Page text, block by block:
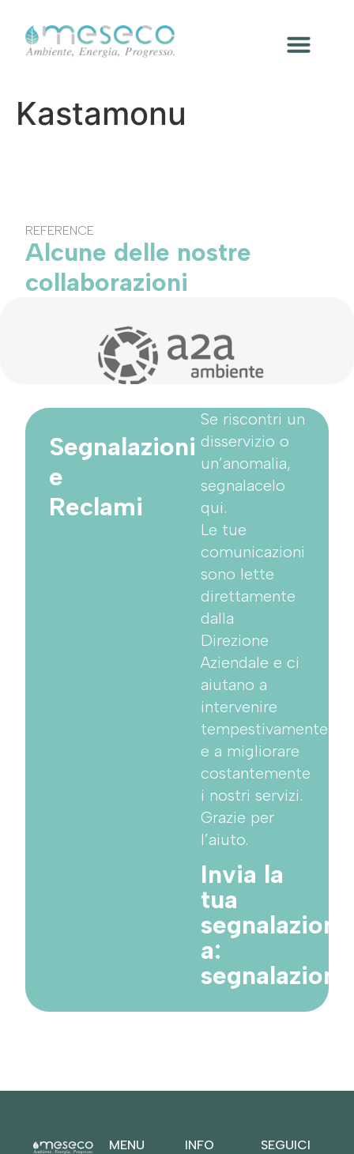
Kastamonu
REFERENCE
Alcune delle nostre
collaborazioni
Segnalazioni
e
Reclami
Se riscontri un
disservizio o
un’anomalia,
segnalacelo
qui.
Le tue
comunicazioni
sono lette
direttamente
dalla
Direzione
Aziendale e ci
aiutano a
intervenire
tempestivamente
e a migliorare
costantemente
i nostri servizi.
Grazie per
l’aiuto.
Invia la
tua
segnalazione
a:
MENU
INFO
SEGUICI